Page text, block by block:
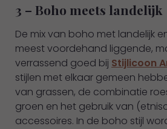
Naar
3 – Boho meets landelijk
De mix van boho met landelijk
meest voordehand liggende,
verrassend goed bij Stijlicoon
stijlen met elkaar gemeen
van grassen, de combinatie
groen en het gebruik van
accessoires. In de boho stijl